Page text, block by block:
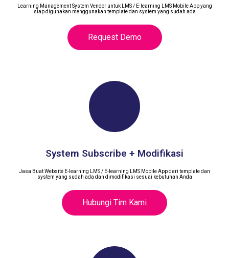
Learning Management System Vendor untuk LMS / E-learning LMS Mobile App yang
siap digunakan menggunakan template dan system yang sudah ada
Request Demo
System Subscribe + Modifikasi
Jasa Buat Website E-learning LMS / E-learning LMS Mobile App dari template dan
system yang sudah ada dan dimodifikasi sesuai kebutuhan Anda
Hubungi Tim Kami